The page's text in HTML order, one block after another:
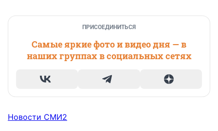
ПРИСОЕДИНИТЬСЯ
Самые яркие фото и видео дня — в
наших группах в социальных сетях
Новости СМИ2